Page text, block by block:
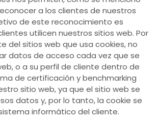
a los clientes de nuestros
de este reconocimiento es
utilicen nuestros sitios web. Por
del sitios web que usa cookies, no
datos de acceso cada vez que se
o a su perfil de cliente dentro de
de certificación y benchmarking
sitio web, ya que el sitio web se
datos y, por lo tanto, la cookie se
informático del cliente.